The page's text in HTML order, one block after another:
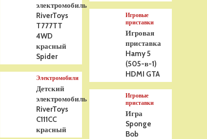
электромобиль
RiverToys
T777TT
4WD
красный
Spider
Электромобили
Детский
электромобиль
RiverToys
C111CC
красный
Игровые
приставки
Игровая
приставка
Hamy 5
(505-в-1)
HDMI GTA
Игровые
приставки
Игра
Sponge
Bob